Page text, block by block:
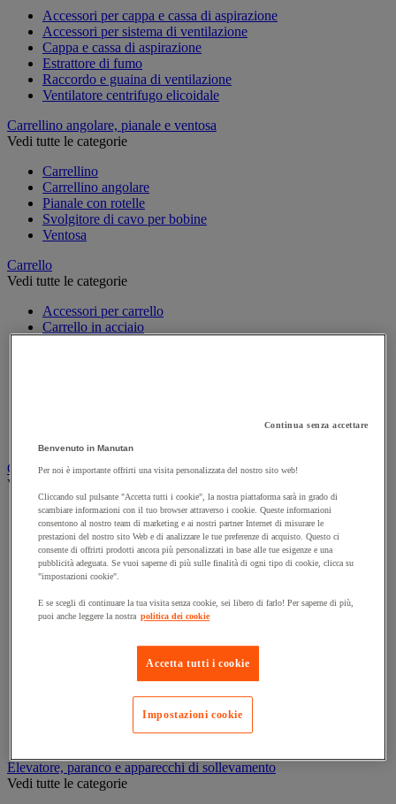
Accessori per cappa e cassa di aspirazione
Accessori per sistema di ventilazione
Cappa e cassa di aspirazione
Estrattore di fumo
Raccordo e guaina di ventilazione
Ventilatore centrifugo elicoidale
Carrellino angolare, pianale e ventosa
Vedi tutte le categorie
Carrellino
Carrellino angolare
Pianale con rotelle
Svolgitore di cavo per bobine
Ventosa
Carrello
Vedi tutte le categorie
Accessori per carrello
Carrello in acciaio
Carrello a ripiani e rimorchio industriale
Vedi tutte le categorie
Accessori per carrello
Carrello a livello costante
Carrello a piattaforma
Carrello a rimorchio
Carrello con pareti a griglia
Carrello con ripiani in alluminio e in inox
Carrello con sponda fissa e rimovibile
Carrello e cassettiera su ruote
Carrello per la preparazione di ordini
Carrello pieghevole
Elevatore, paranco e apparecchi di sollevamento
Vedi tutte le categorie
Continua senza accettare
Benvenuto in Manutan
Per noi è importante offrirti una visita personalizzata del nostro sito web!
Cliccando sul pulsante "Accetta tutti i cookie", la nostra piattaforma sarà in grado di
scambiare informazioni con il tuo browser attraverso i cookie. Queste informazioni
consentono al nostro team di marketing e ai nostri partner Internet di misurare le
prestazioni del nostro sito Web e di analizzare le tue preferenze di acquisto. Questo ci
consente di offrirti prodotti ancora più personalizzati in base alle tue esigenze e una
pubblicità adeguata. Se vuoi saperne di più sulle finalità di ogni tipo di cookie, clicca su
"impostazioni cookie".
E se scegli di continuare la tua visita senza cookie, sei libero di farlo! Per saperne di più,
puoi anche leggere la nostra politica dei cookie
Accetta tutti i cookie
Impostazioni cookie